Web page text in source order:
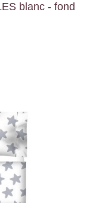
blanc - fond